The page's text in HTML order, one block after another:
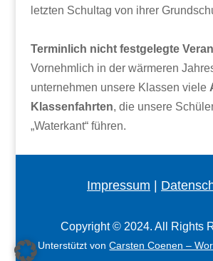
letzten Schultag von ihrer
Terminlich nicht festgelegte
Vornehmlich in der wärmeren
unternehmen unsere Klassen viele
Klassenfahrten, die unsere
„Waterkant“ führen.
Impressum
Copyright © 2024. All Rights
Unterstützt vonCarsten Coenen –